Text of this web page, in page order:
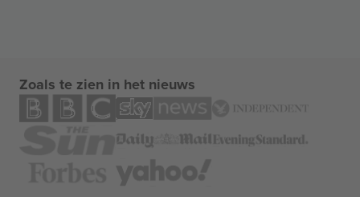
Zoals te zien in het nieuws